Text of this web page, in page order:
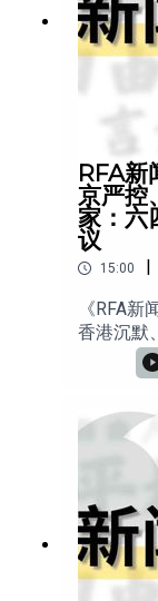
RFA新
京严控
家：六
议
15:00
《RFA
香港沉默
公墓祭
国论坛”
两代人
封